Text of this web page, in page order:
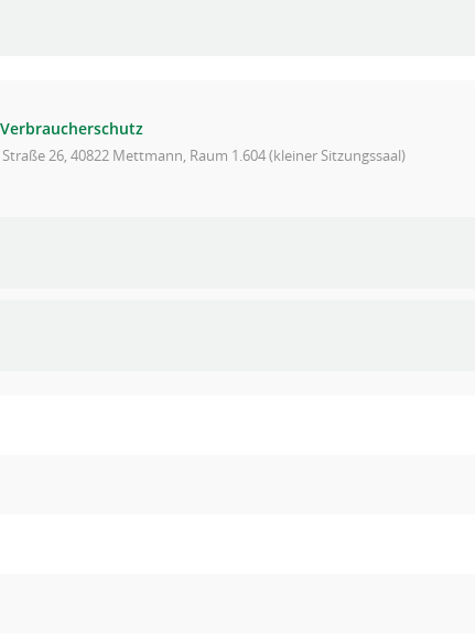
26, 40822 Mettmann, Raum 1.604 (kleiner Sitzungssaal)